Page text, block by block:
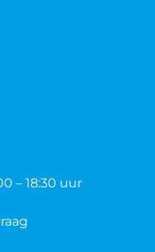
– 18:30 uur